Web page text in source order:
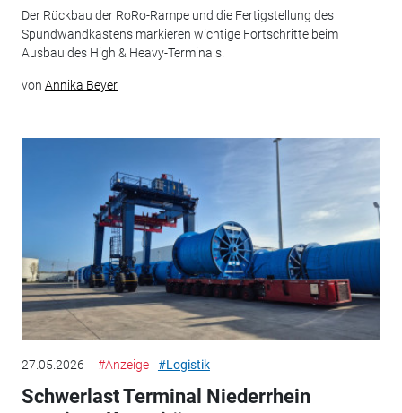
Der Rückbau der RoRo-Rampe und die Fertigstellung des
Spundwandkastens markieren wichtige Fortschritte beim
Ausbau des High & Heavy-Terminals.
von Annika Beyer
27.05.2026 #Anzeige #Logistik
Schwerlast Terminal Niederrhein